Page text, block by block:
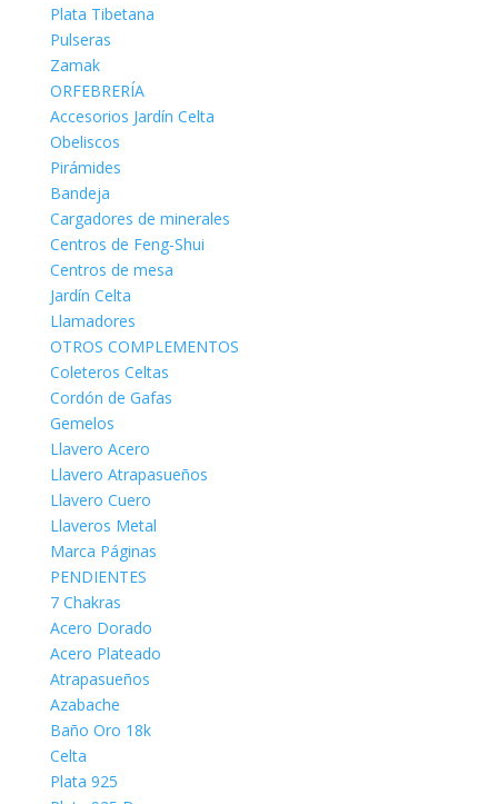
Plata Tibetana
Pulseras
Zamak
ORFEBRERÍA
Accesorios Jardín Celta
Obeliscos
Pirámides
Bandeja
Cargadores de minerales
Centros de Feng-Shui
Centros de mesa
Jardín Celta
Llamadores
OTROS COMPLEMENTOS
Coleteros Celtas
Cordón de Gafas
Gemelos
Llavero Acero
Llavero Atrapasueños
Llavero Cuero
Llaveros Metal
Marca Páginas
PENDIENTES
7 Chakras
Acero Dorado
Acero Plateado
Atrapasueños
Azabache
Baño Oro 18k
Celta
Plata 925